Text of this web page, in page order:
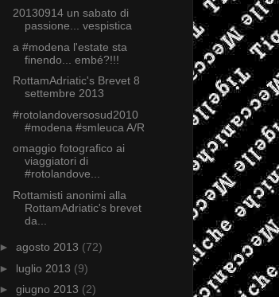
20130914 un sabato di
passione... vespistica
a #modena l'estate sta
finendo... embé?!!!
RottamAdriatic's Brevet 8
settembre 2013
#rotolandoversosud2010
#modena #smleuca A/R
omaggio fotografico ai
viaggiatori di
#rotolandove...
Rottamisti anonimi alla
RottamAdriatic's brevet
da...
► agosto 2013 (72)
► luglio 2013 (9)
► giugno 2013 (2)